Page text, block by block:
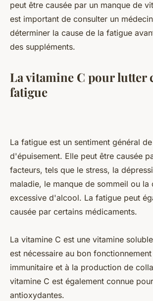
peut être causée par un manque de
est important de consulter un
déterminer la cause de la fatigue
des suppléments.
La vitamine C pour lutter
fatigue
La fatigue est un sentiment général
d'épuisement. Elle peut être causée
facteurs, tels que le stress, la
maladie, le manque de sommeil ou la
excessive d'alcool. La fatigue peut
causée par certains médicaments.
La vitamine C est une vitamine
est nécessaire au bon
immunitaire et à la production de
vitamine C est également connue
antioxydantes.